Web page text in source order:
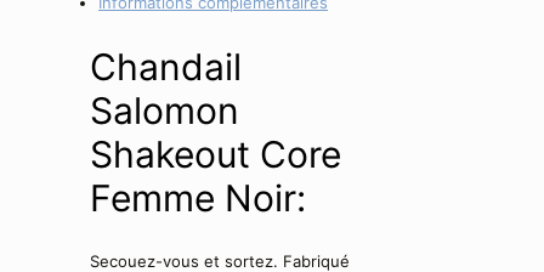
Chandail
Salomon
Shakeout Core
Femme Noir:
Secouez-vous et sortez. Fabriqué